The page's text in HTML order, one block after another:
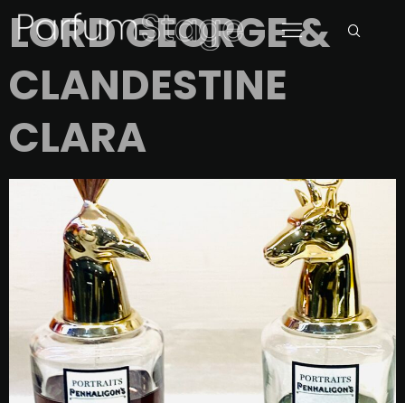
LORD GEORGE &
CLANDESTINE
CLARA